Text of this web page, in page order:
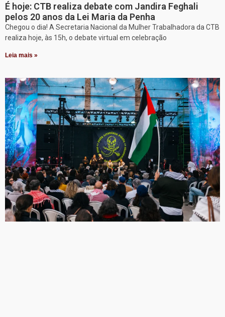
É hoje: CTB realiza debate com Jandira Feghali
pelos 20 anos da Lei Maria da Penha
Chegou o dia! A Secretaria Nacional da Mulher Trabalhadora da CTB
realiza hoje, às 15h, o debate virtual em celebração
Leia mais »